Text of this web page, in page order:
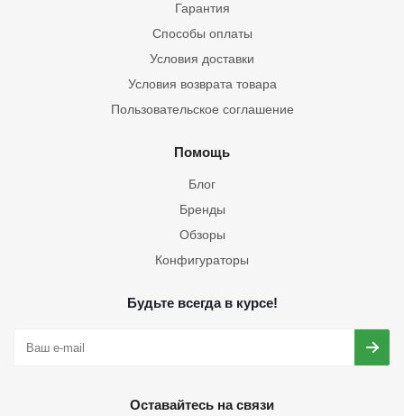
Гарантия
Способы оплаты
Условия доставки
Условия возврата товара
Пользовательское соглашение
Помощь
Блог
Бренды
Обзоры
Конфигураторы
Будьте всегда в курсе!
Оставайтесь на связи